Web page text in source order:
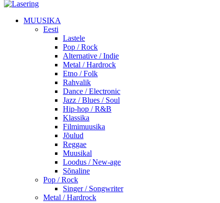
MUUSIKA
Eesti
Lastele
Pop / Rock
Alternative / Indie
Metal / Hardrock
Etno / Folk
Rahvalik
Dance / Electronic
Jazz / Blues / Soul
Hip-hop / R&B
Klassika
Filmimuusika
Jõulud
Reggae
Muusikal
Loodus / New-age
Sõnaline
Pop / Rock
Singer / Songwriter
Metal / Hardrock